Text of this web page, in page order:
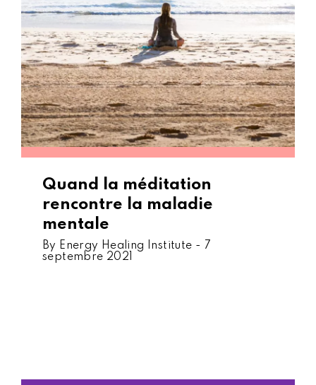
Quand la méditation
rencontre la maladie
mentale
By Energy Healing Institute - 7
septembre 2021